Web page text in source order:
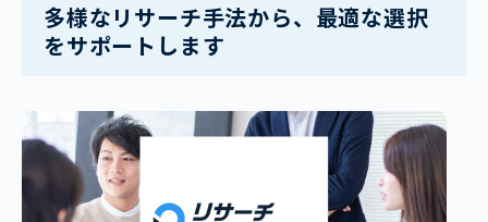
多様なリサーチ手法から、最適な選択
をサポートします